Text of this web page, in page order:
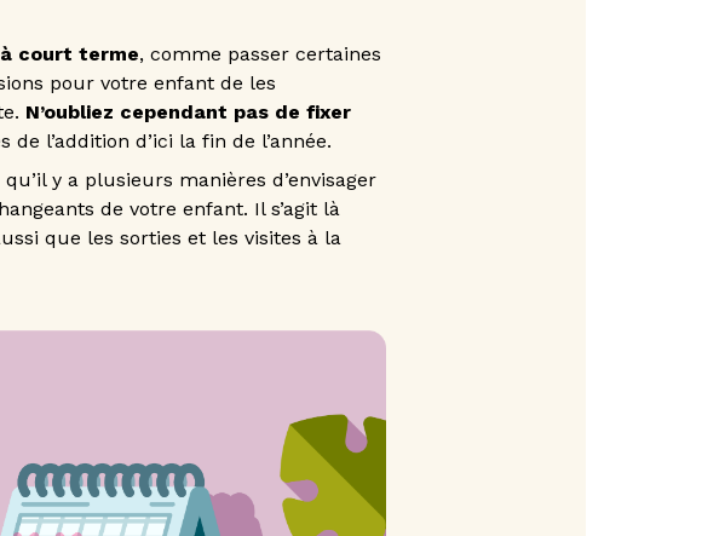
court terme, comme passer certaines
pour votre enfant de les
N’oubliez cependant pas de fixer
l’addition d’ici la fin de l’année.
y a plusieurs manières d’envisager
de votre enfant. Il s’agit là
que les sorties et les visites à la